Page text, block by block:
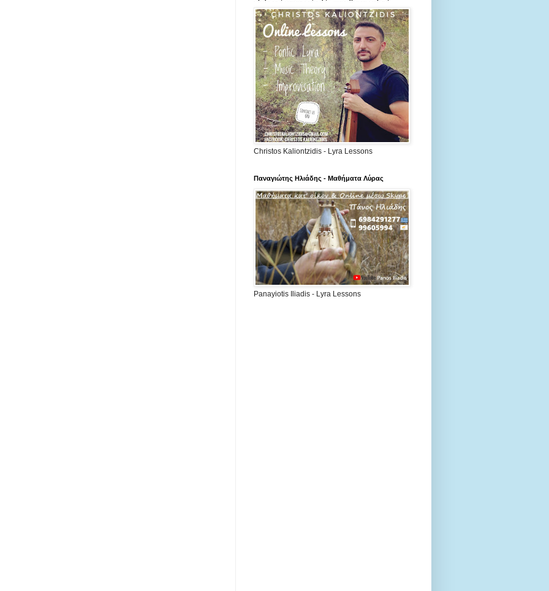
Christos Kaliontzidis - Lyra Lessons
Παναγιώτης Ηλιάδης - Μαθήματα Λύρας
Panayiotis Iliadis - Lyra Lessons